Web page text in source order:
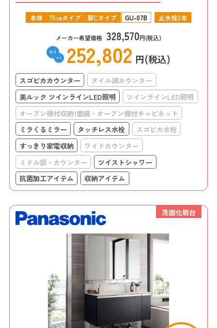
本体 75㎝タイプ 扉Cタイプ GU-07B 止水栓2本
メーカー希望価格 328,570円(税込)
252,802 円(税込)
スゴピカカウンター
タイル調カウンター
美ルック ツインラインLED照明
ツインラインLED照明
オープン棚付収納1面鏡・オープン棚付キャビネット
ミラくるミラー
タッチレス水栓
スゴピカ水栓
すっきり家電収納
ワイドカウンター
ミドル部・カウンター
ツイストシャワー
抗菌加工アイテム
収納アイテム
洗面化粧台